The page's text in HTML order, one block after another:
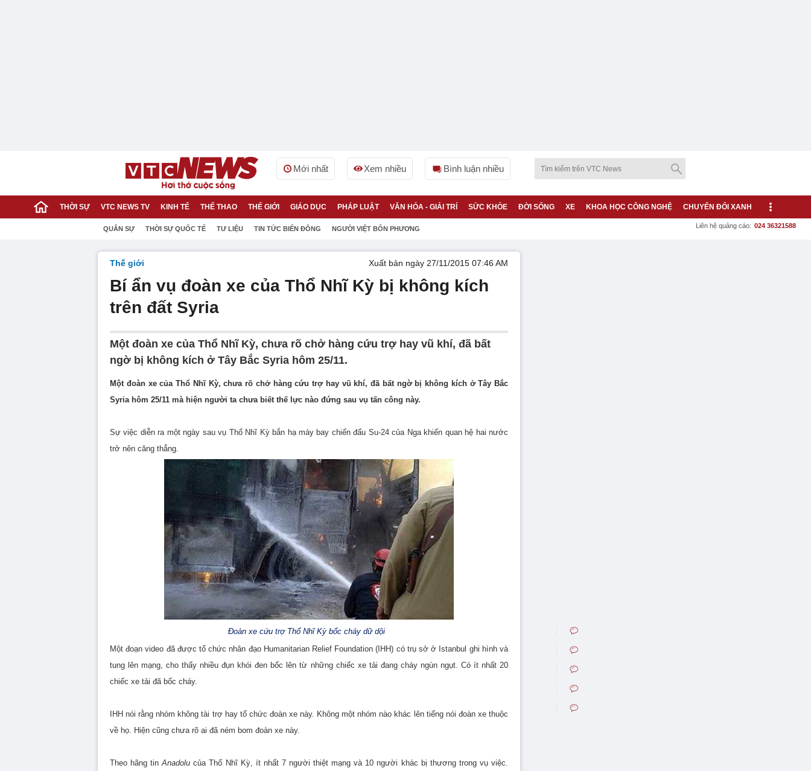
Mới nhất Xem nhiều Bình luận nhiều
THỜI SỰ VTC NEWS TV KINH TẾ THỂ THAO THẾ GIỚI GIÁO DỤC PHÁP LUẬT VĂN HÓA - GIẢI TRÍ SỨC KHỎE ĐỜI SỐNG XE KHOA HỌC CÔNG NGHỆ CHUYỂN ĐỔI XANH
QUÂN SỰ THỜI SỰ QUỐC TẾ TƯ LIỆU TIN TỨC BIỂN ĐÔNG NGƯỜI VIỆT BỐN PHƯƠNG Liên hệ quảng cáo: 024 36321588
Thế giới Xuất bản ngày 27/11/2015 07:46 AM
Bí ẩn vụ đoàn xe của Thổ Nhĩ Kỳ bị không kích
trên đất Syria
Một đoàn xe của Thổ Nhĩ Kỳ, chưa rõ chở hàng cứu trợ hay vũ khí, đã bất
ngờ bị không kích​ ở Tây Bắc Syria hôm 25/11.
Một đoàn xe của Thổ Nhĩ Kỳ, chưa rõ chở hàng cứu trợ hay vũ khí, đã bất ngờ bị không kích​ ở Tây Bắc
Syria hôm 25/11 mà hiện người ta chưa biết thế lực nào đứng sau vụ tấn công này.
Sự việc diễn ra một ngày sau vụ Thổ Nhĩ Kỳ bắn hạ máy bay chiến đấu Su-24 của Nga khiến quan hệ hai nước
trở nên căng thẳng.
Đoàn xe cứu trợ Thổ Nhĩ Kỳ bốc cháy dữ dội
Một đoạn video đã được tổ chức nhân đạo Humanitarian Relief Foundation (IHH) có trụ sở ở Istanbul ghi hình và
tung lên mạng, cho thấy nhiều đụn khói đen bốc lên từ những chiếc xe tải đang cháy ngùn ngụt. Có ít nhất 20
chiếc xe tải đã bốc cháy.
IHH nói rằng nhóm không tài trợ hay tổ chức đoàn xe này. Không một nhóm nào khác lên tiếng nói đoàn xe thuộc
về họ. Hiện cũng chưa rõ ai đã ném bom đoàn xe này.
Theo hãng tinAnadolu của Thổ Nhĩ Kỳ, ít nhất 7 người thiệt mạng và 10 người khác bị thương trong vụ việc.